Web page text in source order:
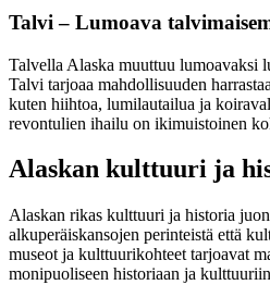
Talvi – Lumoava
Talvella Alaska muuttuu lumoavaksi
Talvi tarjoaa mahdollisuuden
kuten hiihtoa, lumilautailua ja
revontulien ihailu on ikimuistoinen
Alaskan kulttuuri ja
Alaskan rikas kulttuuri ja historia
alkuperäiskansojen perinteistä että
museot ja kulttuurikohteet tarjoavat
monipuoliseen historiaan ja